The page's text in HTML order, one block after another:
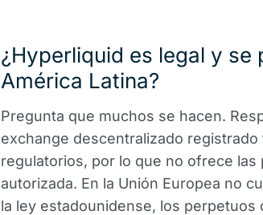
¿Hyperliquid es legal y se
América Latina?
Pregunta que muchos se hacen.
exchange descentralizado
regulatorios, por lo que no ofrece
autorizada. En la Unión Europea no
la ley estadounidense, los